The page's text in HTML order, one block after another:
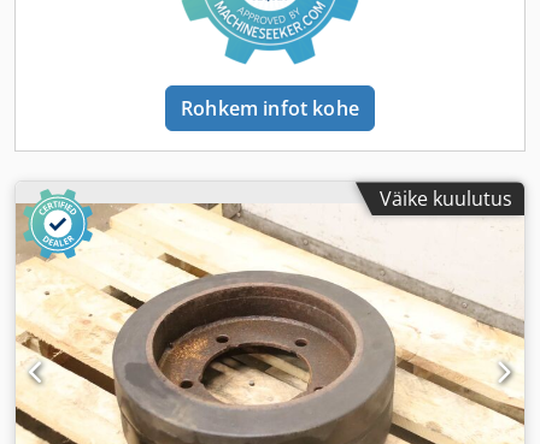
Rohkem infot kohe
Väike kuulutus